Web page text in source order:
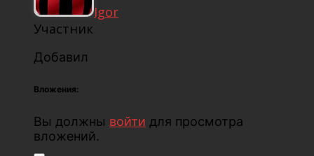
Igor
Участник
Добавил
Вложения:
Вы должны войти для просмотра
вложений.